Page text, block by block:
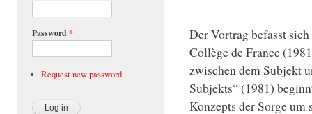
Password *
Request new password
Der Vortrag befasst
Collège de France
zwischen dem Subjekt
Subjekts“ (1981)
Konzepts der Sorge um